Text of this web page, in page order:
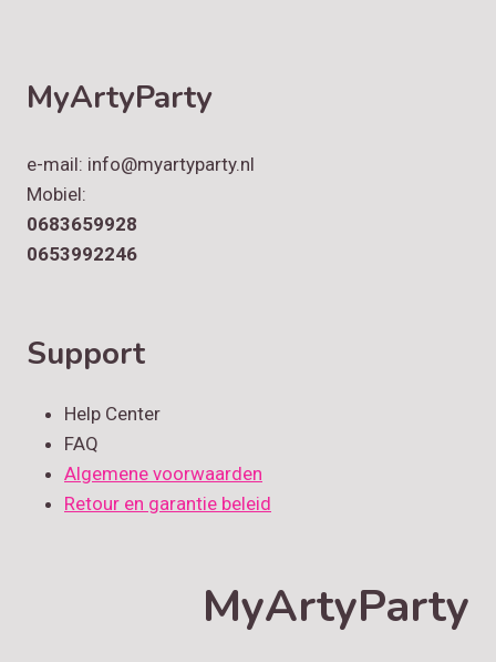
MyArtyParty
e-mail: info@myartyparty.nl
Mobiel:
0683659928
0653992246
Support
Help Center
FAQ
Algemene voorwaarden
Retour en garantie beleid
MyArtyParty